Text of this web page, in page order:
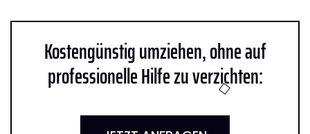
Kostengünstig umziehen, ohne auf
professionelle Hilfe zu verzichten: